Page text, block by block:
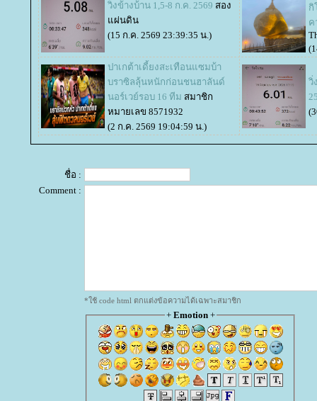
วิ่งข้างบ้าน 1,5-8 ก.ค. 2569 สอง
ผ่นดิน
(15 ก.ค. 2569 23:39:35 น.)
กิ
ค
ปาเกต้าเดี้ยงสะเทือนแซมบ้า
บราซิลลุ้นหนักก่อนชนฮาลันด์
นอร์เวย์รอบ 16 ทีม สมาชิก
หมายเลข 8571932
(2 ก.ค. 2569 19:04:59 น.)
วิ่
ชื่อ :
Comment :
*ใช้ code html ตกแต่งข้อความได้เฉพาะสมาชิก
+ Emotion+